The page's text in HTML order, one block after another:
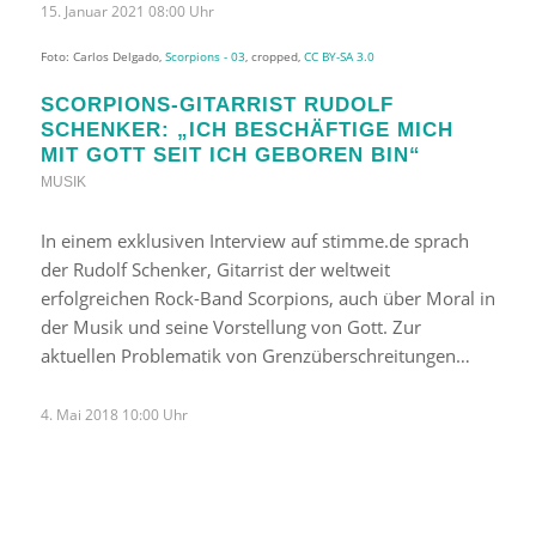
15. Januar 2021 08:00 Uhr
Foto: Carlos Delgado, Scorpions - 03 , cropped, CC BY-SA 3.0
SCORPIONS-GITARRIST RUDOLF
SCHENKER: „ICH BESCHÄFTIGE MICH
MIT GOTT SEIT ICH GEBOREN BIN“
MUSIK
In einem exklusiven Interview auf stimme.de sprach
der Rudolf Schenker, Gitarrist der weltweit
erfolgreichen Rock-Band Scorpions, auch über Moral in
der Musik und seine Vorstellung von Gott. Zur
aktuellen Problematik von Grenzüberschreitungen…
4. Mai 2018 10:00 Uhr